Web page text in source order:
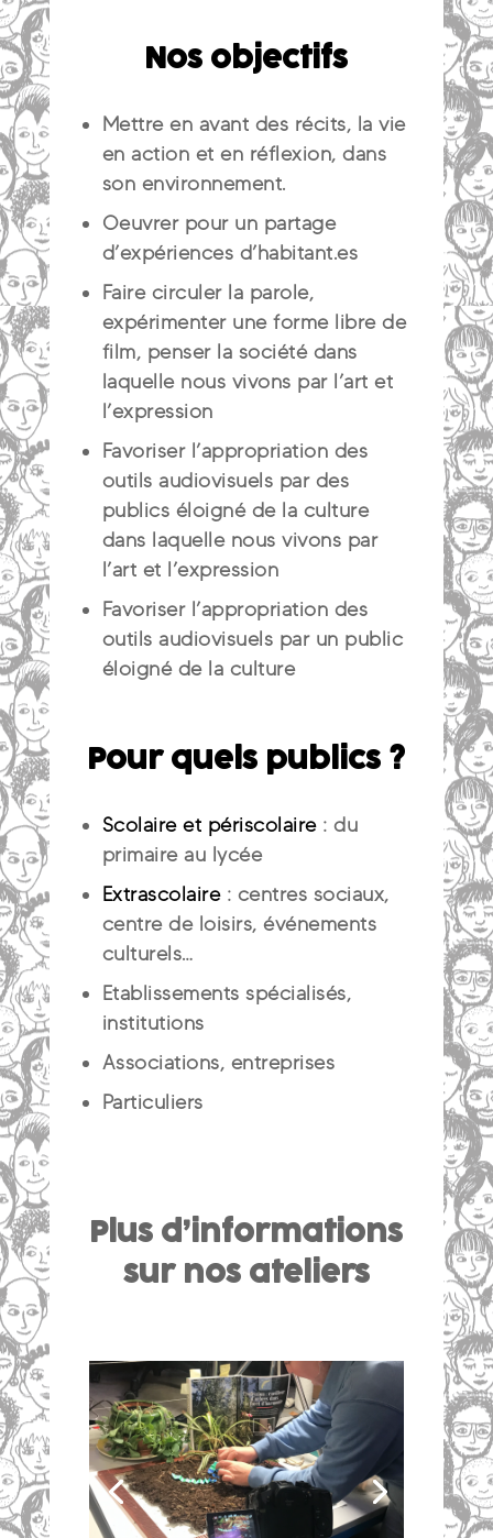
Nos objectifs
Mettre en avant des récits, la vie
en action et en réflexion, dans
son environnement.
Oeuvrer pour un partage
d’expériences d’habitant.es
Faire circuler la parole,
expérimenter une forme libre de
film, penser la société dans
laquelle nous vivons par l’art et
l’expression
Favoriser l’appropriation des
outils audiovisuels par des
publics éloigné de la culture
dans laquelle nous vivons par
l’art et l’expression
Favoriser l’appropriation des
outils audiovisuels par un public
éloigné de la culture
Pour quels publics ?
Scolaire et périscolaire: du
primaire au lycée
Extrascolaire: centres sociaux,
centre de loisirs, événements
culturels…
Etablissements spécialisés,
institutions
Associations, entreprises
Particuliers
Plus d’informations
sur nos ateliers